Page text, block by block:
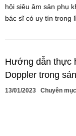
hội siêu âm sản phụ
bác sĩ có uy tín trong
Hướng dẫn thực
Doppler trong
13/01/2023 Chuyên